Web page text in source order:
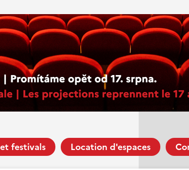
festivals Location d'espaces